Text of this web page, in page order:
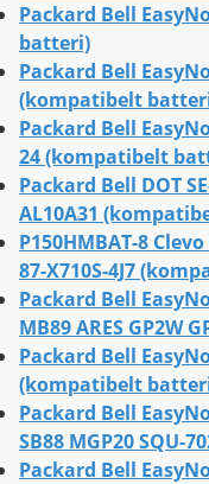
Packard Bell
batteri)
Packard Bell
(kompatibelt
Packard Bell
24 (kompatibelt
Packard Bell DOT
AL10A31
P150HMBAT-8
87-X710S-4J7
Packard Bell
MB89 ARES GP2W
Packard Bell
(kompatibelt
Packard Bell
SB88 MGP20
Packard Bell